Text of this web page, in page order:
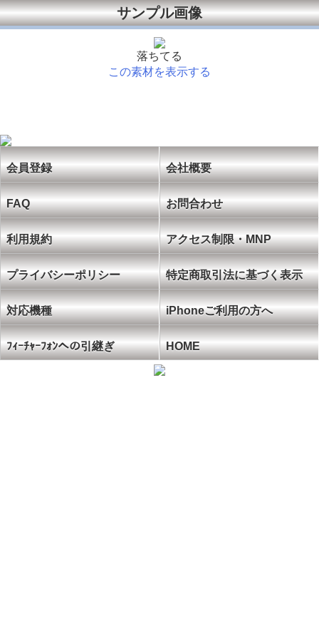
サンプル画像
落ちてる
この素材を表示する
会員登録 会社概要
FAQ お問合わせ
利用規約 アクセス制限・MNP
プライバシーポリシー 特定商取引法に基づく表示
対応機種 iPhoneご利用の方へ
ﾌｨｰﾁｬｰﾌｫﾝへの引継ぎ HOME